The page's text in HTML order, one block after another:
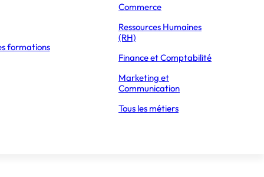
Vie étudiante
Formations
Partir à l’étranger
formations
Commerce
Ressources Humaines
(RH)
Finance et Comptabilité
Marketing et
Communication
Tous les métiers